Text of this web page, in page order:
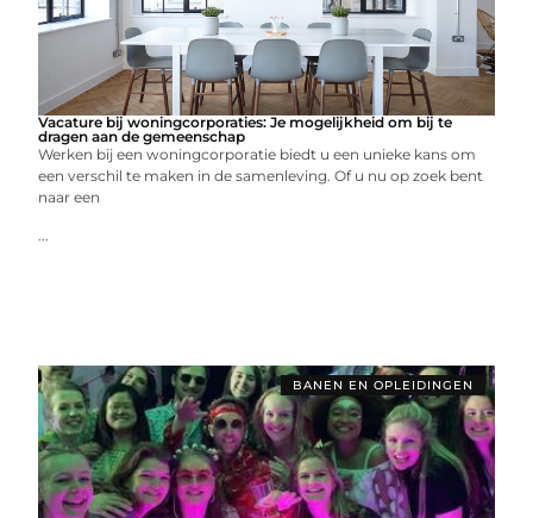
Vacature bij woningcorporaties: Je mogelijkheid om bij te
dragen aan de gemeenschap
Werken bij een woningcorporatie biedt u een unieke kans om
een verschil te maken in de samenleving. Of u nu op zoek bent
naar een
...
BANEN EN OPLEIDINGEN